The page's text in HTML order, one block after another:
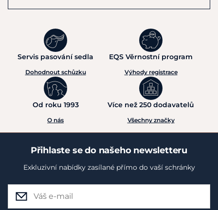
Servis pasování sedla
Dohodnout schůzku
EQS Věrnostní program
Výhody registrace
Od roku 1993
O nás
Více než 250 dodavatelů
Všechny značky
Přihlaste se do našeho newsletteru
Exkluzivní nabídky zasílané přímo do vaší schránky